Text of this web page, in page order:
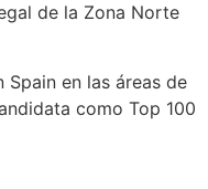
de la Zona Norte
en las áreas de
como Top 100